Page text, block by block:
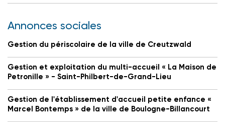
Annonces sociales
Gestion du périscolaire de la ville de Creutzwald
Gestion et exploitation du multi-accueil « La Maison de
Petronille » - Saint-Philbert-de-Grand-Lieu
Gestion de l'établissement d'accueil petite enfance «
Marcel Bontemps » de la ville de Boulogne-Billancourt